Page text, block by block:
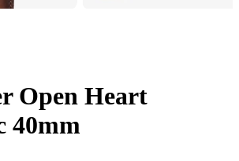
Open Heart
40mm